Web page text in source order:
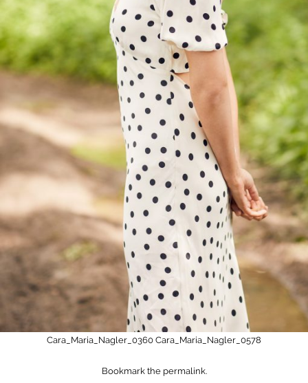
Cara_Maria_Nagler_0360 Cara_Maria_Nagler_0578
Bookmark the permalink.